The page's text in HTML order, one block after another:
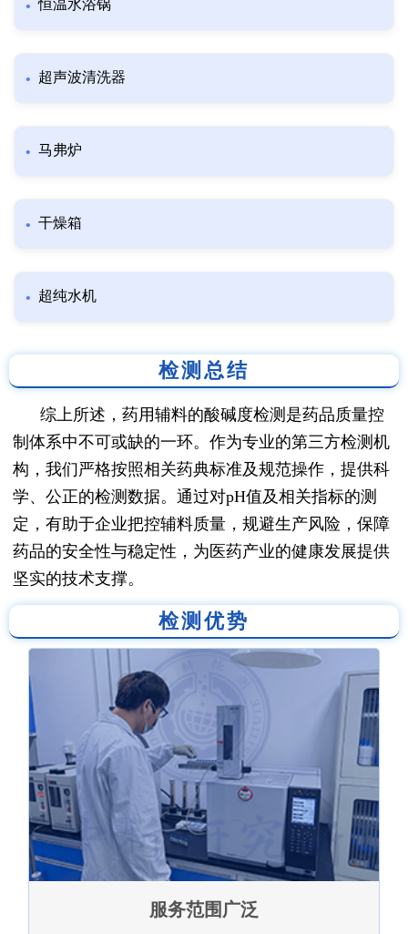
恒温水浴锅
超声波清洗器
马弗炉
干燥箱
超纯水机
检测总结
综上所述，药用辅料的酸碱度检测是药品质量控
制体系中不可或缺的一环。作为专业的第三方检测机
构，我们严格按照相关药典标准及规范操作，提供科
学、公正的检测数据。通过对pH值及相关指标的测
定，有助于企业把控辅料质量，规避生产风险，保障
药品的安全性与稳定性，为医药产业的健康发展提供
坚实的技术支撑。
检测优势
服务范围广泛